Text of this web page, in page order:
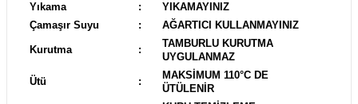
Yıkama
:
YIKAMAYINIZ
Çamaşır Suyu
: AĞARTICI KULLANMAYINIZ
Kurutma :
TAMBURLU KURUTMA
UYGULANMAZ
Ütü :
MAKSİMUM 110°C DE
ÜTÜLENİR